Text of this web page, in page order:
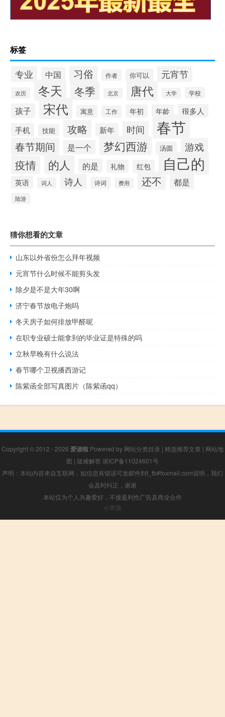
标签
专业 中国 习俗 作者 你可以 元宵节
农历 冬天 冬季 北京 唐代 大学 学校
孩子 宋代 寓意 工作 年初 年龄
很多人
手机
技能 攻略 新年 时间 春节
春节期间 是一个 梦幻西游 汤圆 游戏
疫情 的人 的是 礼物 红包 自己的
英语 词人 诗人 诗词 费用 还不 都是
陆游
猜你想看的文章
山东以外省份怎么拜年视频
元宵节什么时候不能剪头发
除夕是不是大年30啊
济宁春节放电子炮吗
冬天房子如何排放甲醛呢
在职专业硕士能拿到的毕业证是特殊的吗
立秋早晚有什么说法
春节哪个卫视播西游记
陈紫函全部写真图片（陈紫函qq）
Copyright © 2012 - 2026 爱读啦 Powered by 网站分类目录 | 精选推荐文章 | 网站地
图 | 疑难解答 浙ICP备11024601号
声明：本站内容来自互联网，如信息有错误可发邮件到f_fb#foxmail.com说明，我们
会及时纠正，谢谢
本站仅为个人兴趣爱好，不接盈利性广告及商业合作
小男孩